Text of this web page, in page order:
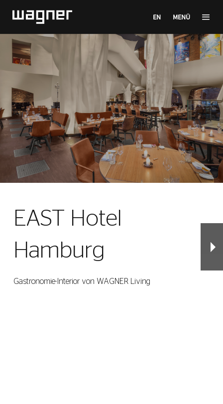
EN MENÜ
EAST Hotel
Hamburg
Gastronomie-Interior von WAGNER Living